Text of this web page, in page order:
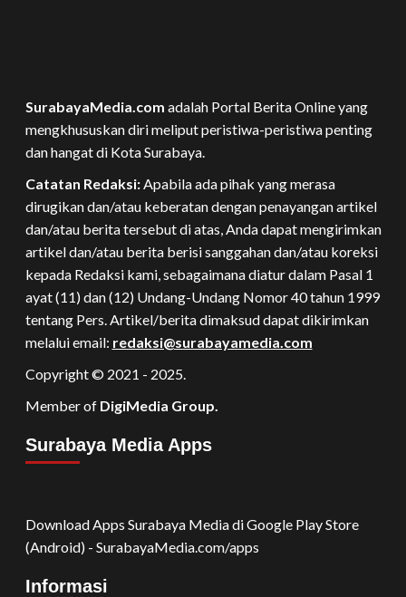
SurabayaMedia.com adalah Portal Berita Online yang
mengkhususkan diri meliput peristiwa-peristiwa penting
dan hangat di Kota Surabaya.
Catatan Redaksi:Apabila ada pihak yang merasa
dirugikan dan/atau keberatan dengan penayangan artikel
dan/atau berita tersebut di atas, Anda dapat mengirimkan
artikel dan/atau berita berisi sanggahan dan/atau koreksi
kepada Redaksi kami, sebagaimana diatur dalam Pasal 1
ayat (11) dan (12) Undang-Undang Nomor 40 tahun 1999
tentang Pers. Artikel/berita dimaksud dapat dikirimkan
melalui email: redaksi@surabayamedia.com
Copyright © 2021 - 2025.
Member of DigiMedia Group.
Surabaya Media Apps
Download Apps Surabaya Media di Google Play Store
(Android) - SurabayaMedia.com/apps
Informasi